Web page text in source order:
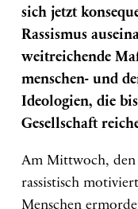
sich jetzt
Rassismus
weitreichende
menschen- und
Ideologien, die
Gesellschaft
Am Mittwoch, den
rassistisch
Menschen